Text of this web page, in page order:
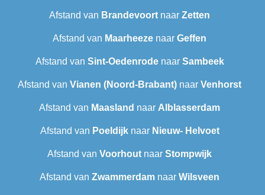
Afstand van Brandevoort naar Zetten
Afstand van Maarheeze naar Geffen
Afstand van Sint-Oedenrodenaar Sambeek
Afstand van Vianen (Noord-Brabant) naar Venhorst
Afstand van Maasland naar Alblasserdam
Afstand van Poeldijknaar Nieuw- Helvoet
Afstand van Voorhout naar Stompwijk
Afstand van Zwammerdam naar Wilsveen‎